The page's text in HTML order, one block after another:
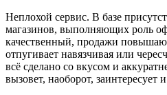
Неплохой сервис. В базе
магазинов, выполняющих роль
качественный, продажи
отпугивает навязчивая или
всё сделано со вкусом и
вызовет, наоборот, заинтересует